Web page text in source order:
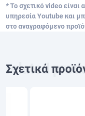
* Το σχετικό video
υπηρεσία Youtube και
στο αναγραφόμενο
Σχετικά